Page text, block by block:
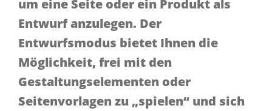
um eine Seite oder ein Produkt als
Entwurf anzulegen. Der
Entwurfsmodus bietet Ihnen die
Möglichkeit, frei mit den
Gestaltungselementen oder
Seitenvorlagen zu „spielen“ und sich